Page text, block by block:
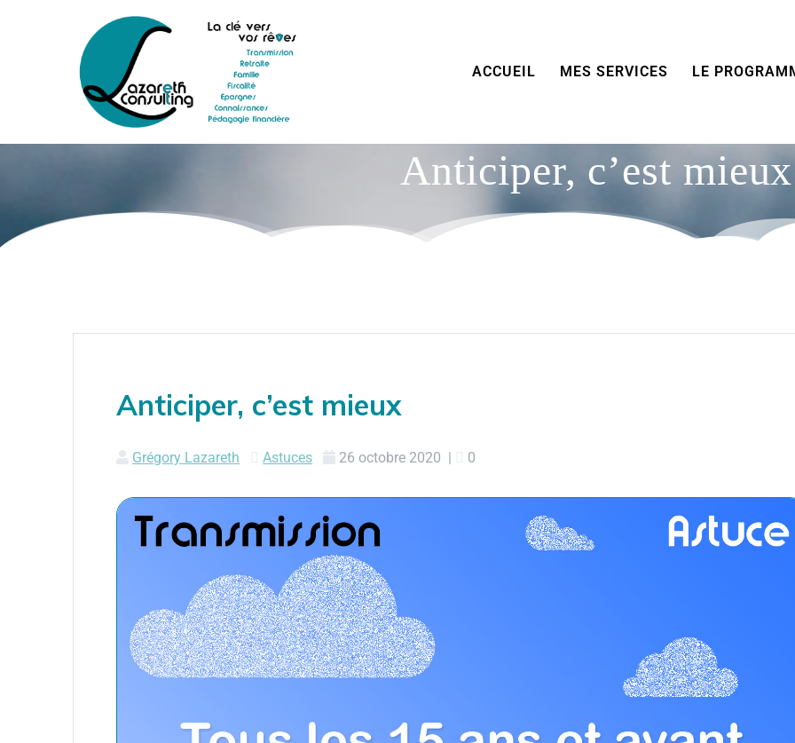
ACCUEIL MES SERVICES LE
Anticiper, c’est mieux
Anticiper, c’est mieux
Grégory Lazareth Astuces 26 octobre 2020 | 0